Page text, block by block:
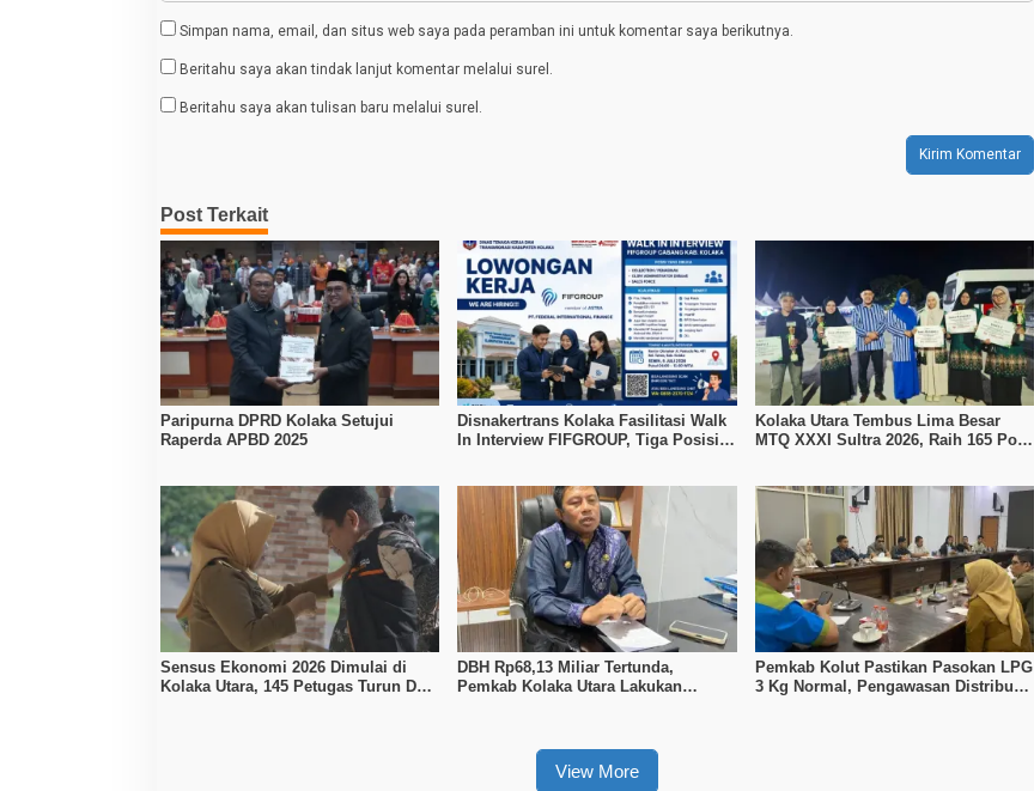
Simpan nama, email, dan situs web saya pada peramban ini untuk komentar saya berikutnya.
Beritahu saya akan tindak lanjut komentar melalui surel.
Beritahu saya akan tulisan baru melalui surel.
Post Terkait
Paripurna DPRD Kolaka Setujui
Raperda APBD 2025
Disnakertrans Kolaka Fasilitasi Walk
In Interview FIFGROUP, Tiga Posisi
Kolaka Utara Tembus Lima Besar
MTQ XXXI Sultra 2026, Raih 165 Poin
Sensus Ekonomi 2026 Dimulai di
Kolaka Utara, 145 Petugas Turun Data
DBH Rp68,13 Miliar Tertunda,
Pemkab Kolaka Utara Lakukan
Pemkab Kolut Pastikan Pasokan LPG
3 Kg Normal, Pengawasan Distribusi
View More